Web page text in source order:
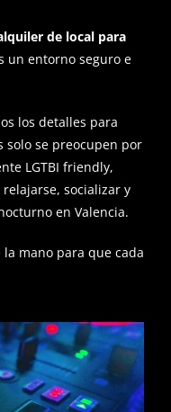
de local para
un entorno seguro e
los detalles para
solo se preocupen por
LGTBI friendly,
socializar y
en Valencia.
mano para que cada